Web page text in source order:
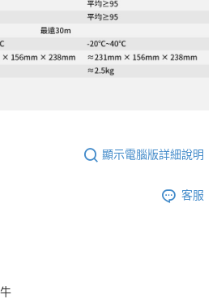
顯示電腦版詳細說明
客服